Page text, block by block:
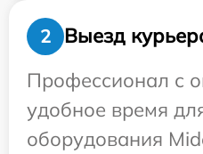
2
Выезд
Профессионал с
удобное время
оборудования